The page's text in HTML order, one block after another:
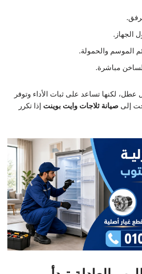
الجهاز.
الموسم والحمولة.
مباشرة.
لكنها تساعد على ثبات الأداء وتوفر
إلى صيانة ثلاجات وايت بوينت إذا تكرر